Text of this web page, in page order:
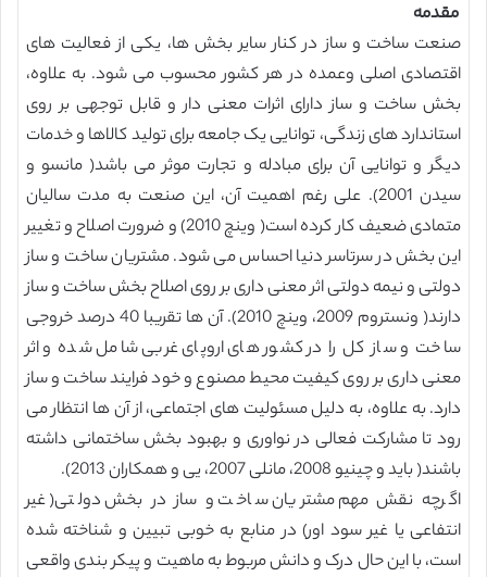
مقدمه
صنعت ساخت و ساز در کنار سایر بخش ها، یکی از فعالیت های
اقتصادی اصلی وعمده در هر کشور محسوب می شود. به علاوه،
بخش ساخت و ساز دارای اثرات معنی دار و قابل توجهی بر روی
استاندارد های زندگی، توانایی یک جامعه برای تولید کالاها و خدمات
دیگر و توانایی آن برای مبادله و تجارت موثر می باشد( مانسو و
سیدن 2001). علی رغم اهمیت آن، این صنعت به مدت سالیان
متمادی ضعیف کار کرده است( وینچ 2010) و ضرورت اصلاح و تغییر
این بخش در سرتاسر دنیا احساس می شود. مشتریان ساخت و ساز
دولتی و نیمه دولتی اثر معنی داری بر روی اصلاح بخش ساخت و ساز
دارند( ونستروم 2009، وینچ 2010). آن ها تقریبا 40 درصد خروجی
ساخت و ساز کل را در کشور های اروپای غربی شامل شده و اثر
معنی داری بر روی کیفیت محیط مصنوع و خود فرایند ساخت و ساز
دارد. به علاوه، به دلیل مسئولیت های اجتماعی، از آن ها انتظار می
رود تا مشارکت فعالی در نواوری و بهبود بخش ساختمانی داشته
باشند( باید و چینیو 2008، مانلی 2007، یی و همکاران 2013).
اگرچه نقش مهم مشتریان ساخت و ساز در بخش دولتی( غیر
انتفاعی یا غیر سود اور) در منابع به خوبی تبیین و شناخته شده
است، با این حال درک و دانش مربوط به ماهیت و پیکر بندی واقعی